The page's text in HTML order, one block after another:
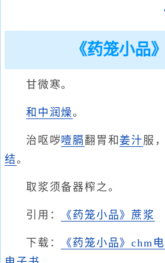
《药笼小品
甘微寒。
和中润燥。
治呕哕噎膈翻胃和姜汁服，
结。
取浆须备器榨之。
引用： 《药笼小品》蔗浆
下载： 《药笼小品》chm